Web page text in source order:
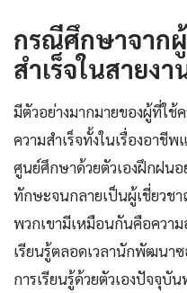
กรณีศึกษาจาก
สำเร็จในสายงา
มีตัวอย่างมากมายของผู้ที่ใช้
ความสำเร็จทั้งในเรื่องอาชี
ศูนย์ศึกษาด้วยตัวเองฝึกฝน
ทักษะจนกลายเป็นผู้เชี่ยวช
พวกเขามีเหมือนกันคือควา
เรียนรู้ตลอดเวลานักพัฒนา
การเรียนรู้ด้วยตัวเองปัจจุบั